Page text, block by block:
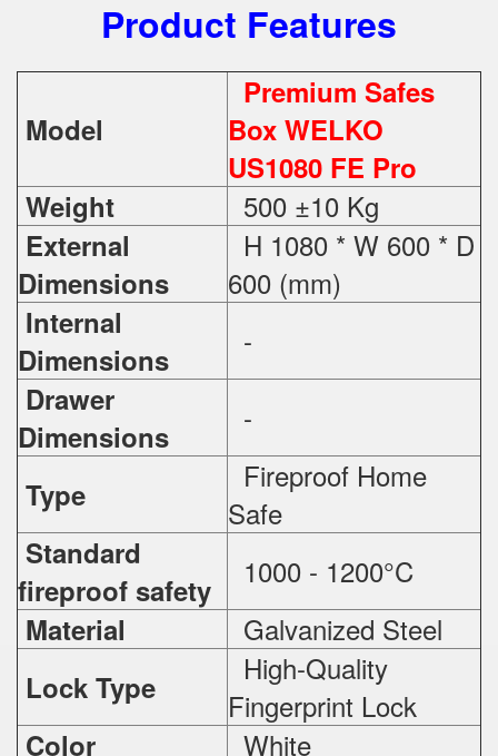
Product Features
Model
Premium Safes
Box WELKO
US1080 FE Pro
Weight
500 ±10 Kg
External
Dimensions
H 1080 * W 600 * D
600 (mm)
Internal
Dimensions
-
Drawer
Dimensions
-
Type
Fireproof Home
Safe
Standard
fireproof safety
1000 - 1200°C
Material Galvanized Steel
Lock Type
High-Quality
Fingerprint Lock
Color White